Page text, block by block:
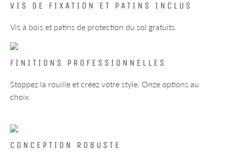
VIS DE FIXATION ET PATINS INCLUS
Vis à bois et patins de protection du sol gratuits.
FINITIONS PROFESSIONNELLES
Stoppez la rouille et créez votre style. Onze options au
choix.
CONCEPTION ROBUSTE